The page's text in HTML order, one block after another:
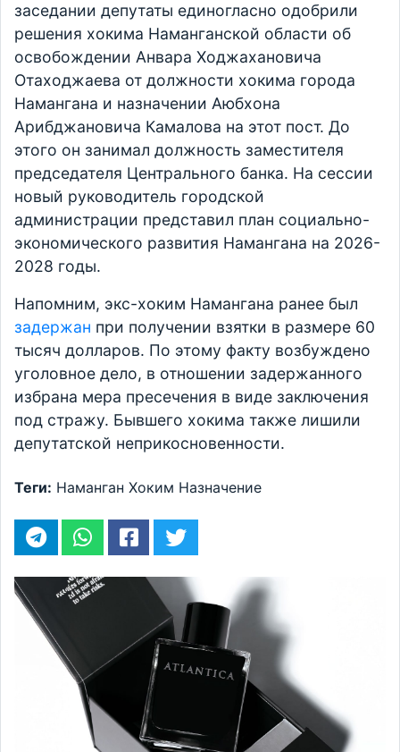
заседании депутаты единогласно одобрили
решения хокима Наманганской области об
освобождении Анвара Ходжахановича
Отаходжаева от должности хокима города
Намангана и назначении Аюбхона
Арибджановича Камалова на этот пост. До
этого он занимал должность заместителя
председателя Центрального банка. На сессии
новый руководитель городской
администрации представил план социально-
экономического развития Намангана на 2026-
2028 годы.
Напомним, экс-хоким Намангана ранее был
задержан при получении взятки в размере 60
тысяч долларов. По этому факту возбуждено
уголовное дело, в отношении задержанного
избрана мера пресечения в виде заключения
под стражу. Бывшего хокима также лишили
депутатской неприкосновенности.
Теги: Наманган Хоким Назначение